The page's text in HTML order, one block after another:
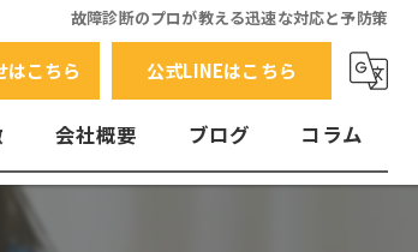
故障診断のプロが教える迅速な対応と予防策
はこちら 公式LINEはこちら
会社概要 ブログ コラム